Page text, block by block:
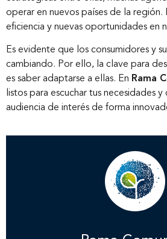
Inicio
Nuestros
Nuestros
operar en nuevos países de la región.
eficiencia y nuevas oportunidades en
Es evidente que los consumidores y
cambiando. Por ello, la clave para
es saber adaptarse a ellas. En Rama
listos para escuchar tus necesidades
audiencia de interés de forma